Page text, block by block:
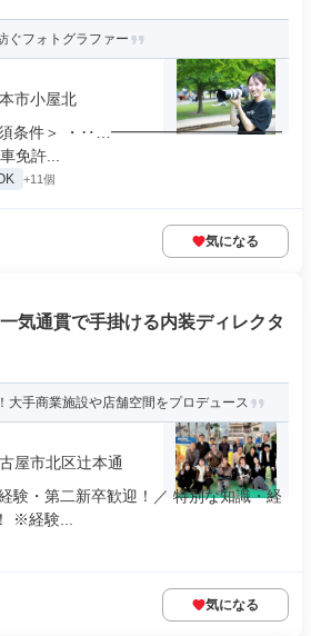
ぐフォトグラファー
市小屋北
必須条件＞ ・‥…━━━━━━━━━━━
免許...
+11個
気になる
気通貫で手掛ける内装ディレクタ
大手商業施設や店舗空間をプロデュース
屋市北区辻本通
験・第二新卒歓迎！／ 特別な知識・経
※経験...
気になる